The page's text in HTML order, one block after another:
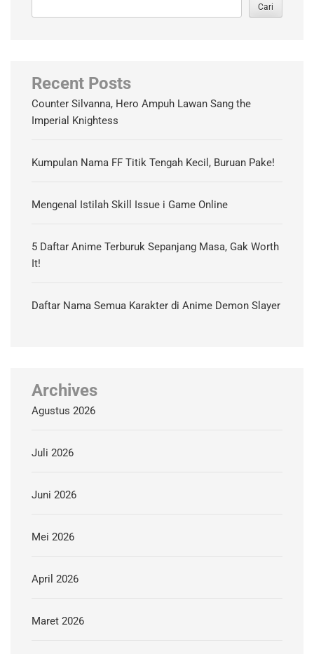
Cari
Recent Posts
Counter Silvanna, Hero Ampuh Lawan Sang the
Imperial Knightess
Kumpulan Nama FF Titik Tengah Kecil, Buruan Pake!
Mengenal Istilah Skill Issue i Game Online
5 Daftar Anime Terburuk Sepanjang Masa, Gak Worth
It!
Daftar Nama Semua Karakter di Anime Demon Slayer
Archives
Agustus 2026
Juli 2026
Juni 2026
Mei 2026
April 2026
Maret 2026